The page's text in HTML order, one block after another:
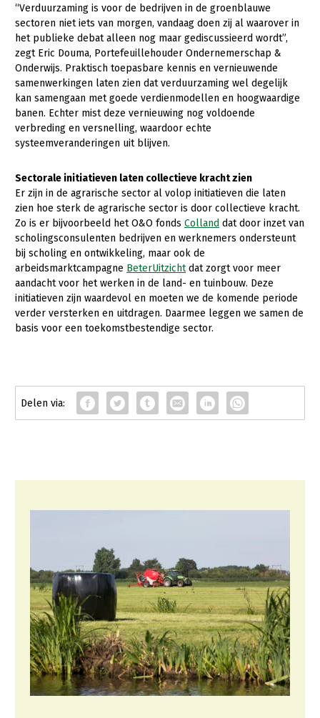
Pluimveehouderij
Schapenhouderij
Varkenshouderij
Vleesveehouderij
Glastuinbouw
Paddenstoelen
Vollegrondsgroente
Webinars
Over LTO
LTO Nederland
Bestuur en Directie
Medewerkers
Jaarverslag 2023
Vacatures
Contact
“Verduurzaming is voor de bedrijven in de groenblauwe
sectoren niet iets van morgen, vandaag doen zij al waarover in
het publieke debat alleen nog maar gediscussieerd wordt”,
zegt Eric Douma, Portefeuillehouder Ondernemerschap &
Onderwijs. Praktisch toepasbare kennis en vernieuwende
samenwerkingen laten zien dat verduurzaming wel degelijk
kan samengaan met goede verdienmodellen en hoogwaardige
banen. Echter mist deze vernieuwing nog voldoende
verbreding en versnelling, waardoor echte
systeemveranderingen uit blijven.
Sectorale initiatieven laten collectieve kracht zien
Er zijn in de agrarische sector al volop initiatieven die laten
zien hoe sterk de agrarische sector is door collectieve kracht.
Zo is er bijvoorbeeld het O&O fonds Colland dat door inzet van
scholingsconsulenten bedrijven en werknemers ondersteunt
bij scholing en ontwikkeling, maar ook de
arbeidsmarktcampagne BeterUitzichtdat zorgt voor meer
aandacht voor het werken in de land- en tuinbouw. Deze
initiatieven zijn waardevol en moeten we de komende periode
verder versterken en uitdragen. Daarmee leggen we samen de
basis voor een toekomstbestendige sector.